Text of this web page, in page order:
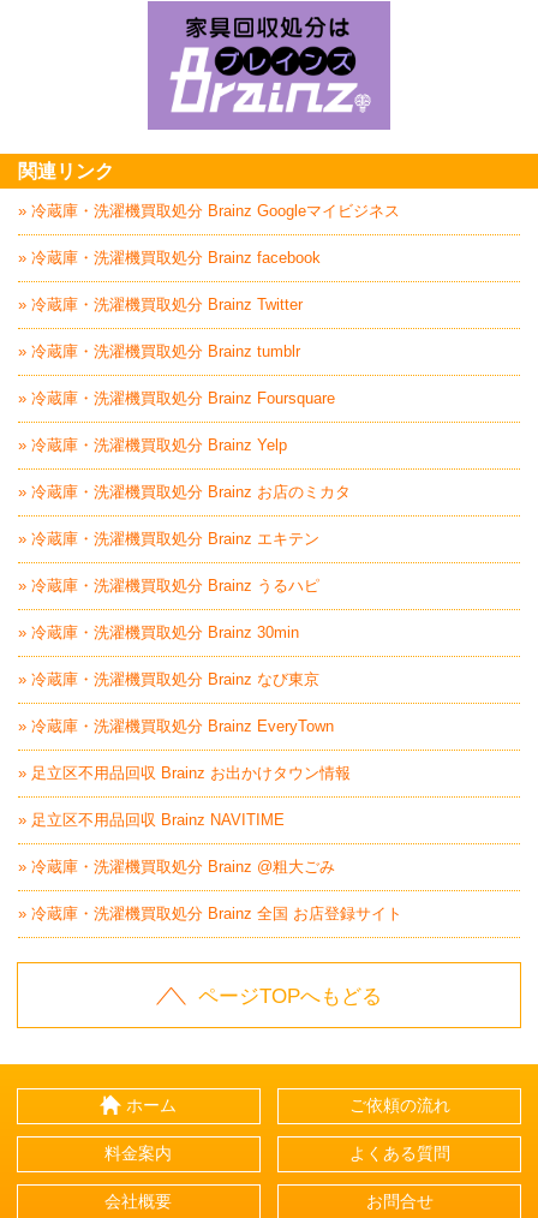
関連リンク
» 冷蔵庫・洗濯機買取処分 Brainz Googleマイビジネス
» 冷蔵庫・洗濯機買取処分 Brainz facebook
» 冷蔵庫・洗濯機買取処分 Brainz Twitter
» 冷蔵庫・洗濯機買取処分 Brainz tumblr
» 冷蔵庫・洗濯機買取処分 Brainz Foursquare
» 冷蔵庫・洗濯機買取処分 Brainz Yelp
» 冷蔵庫・洗濯機買取処分 Brainz お店のミカタ
» 冷蔵庫・洗濯機買取処分 Brainz エキテン
» 冷蔵庫・洗濯機買取処分 Brainz うるハピ
» 冷蔵庫・洗濯機買取処分 Brainz 30min
» 冷蔵庫・洗濯機買取処分 Brainz なび東京
» 冷蔵庫・洗濯機買取処分 Brainz EveryTown
» 足立区不用品回収 Brainz お出かけタウン情報
» 足立区不用品回収 Brainz NAVITIME
» 冷蔵庫・洗濯機買取処分 Brainz @粗大ごみ
» 冷蔵庫・洗濯機買取処分 Brainz 全国 お店登録サイト
ページTOPへもどる
ホーム ご依頼の流れ
料金案内 よくある質問
会社概要 お問合せ